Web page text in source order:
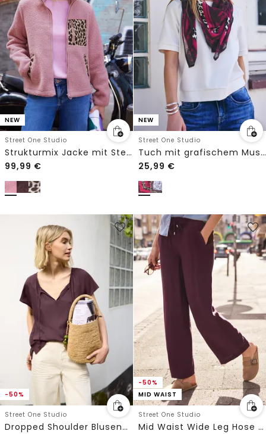
NEW
Street One Studio
Strukturmix Jacke mit Stehkragen
99,99 €
NEW
Street One Studio
Tuch mit grafischem Muster
25,99 €
-50%
Street One Studio
Dropped Shoulder Blusenshirt mit Bändern
-50%
MID WAIST
Street One Studio
Mid Waist Wide Leg Hose mit Struktur